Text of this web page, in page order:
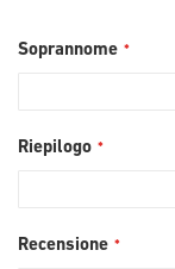
Soprannome
Riepilogo
Recensione